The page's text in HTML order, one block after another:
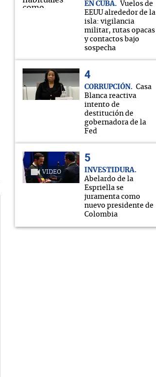
EN CUBA
Vuelos de
EEUU alrededor de la
isla: vigilancia
militar, rutas opacas
y contactos bajo
sospecha
CORRUPCIÓN
Casa
Blanca reactiva
intento de
destitución de
gobernadora de la
Fed
VIDEO
INVESTIDURA
Abelardo de la
Espriella se
juramenta como
nuevo presidente de
Colombia